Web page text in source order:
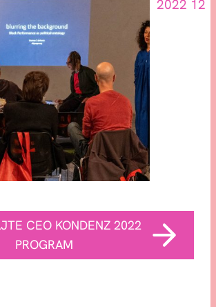
CEO KONDENZ 2022
PROGRAM